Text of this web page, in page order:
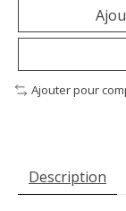
Ajouter pour
Description